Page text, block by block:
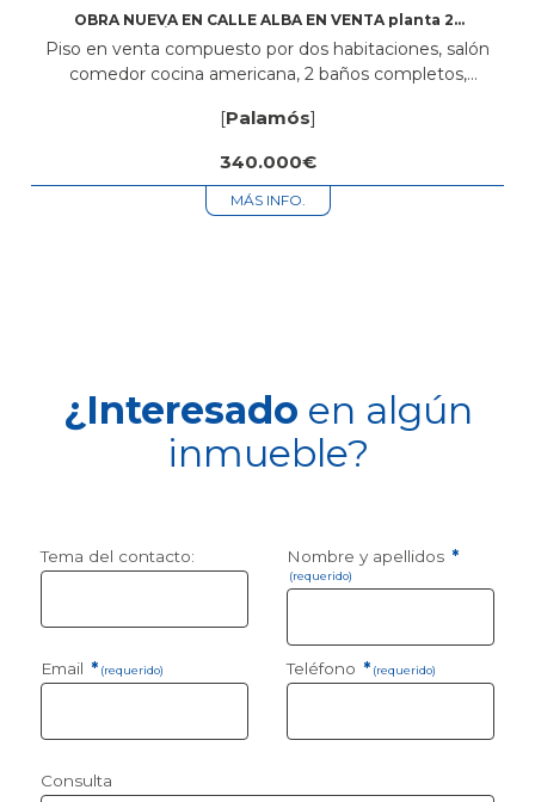
OBRA NUEVA EN CALLE ALBA EN VENTA planta 2ª
Piso en venta compuesto por dos habitaciones, salón
comedor cocina americana, 2 baños completos,
parking. Está situado en zona centro cerca de...
[Palamós]
340.000€
MÁS INFO.
¿Interesado en algún
inmueble?
Tema del contacto: Nombre y apellidos *
(requerido)
Email * (requerido) Teléfono * (requerido)
Consulta